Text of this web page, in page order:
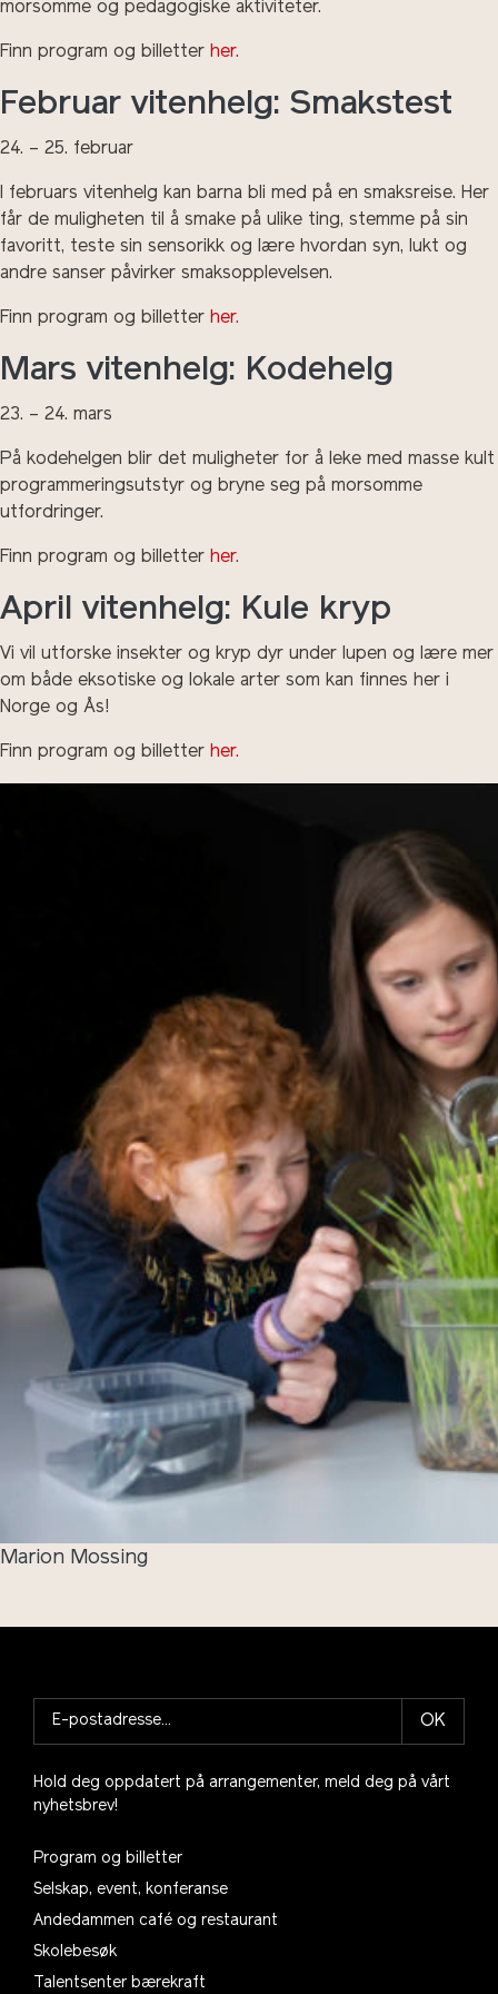
morsomme og pedagogiske aktiviteter.
Finn program og billetter her.
Februar vitenhelg: Smakstest
24. – 25. februar
I februars vitenhelg kan barna bli med på en smaksreise. Her
får de muligheten til å smake på ulike ting, stemme på sin
favoritt, teste sin sensorikk og lære hvordan syn, lukt og
andre sanser påvirker smaksopplevelsen.
Finn program og billetter her.
Mars vitenhelg: Kodehelg
23. – 24. mars
På kodehelgen blir det muligheter for å leke med masse kult
programmeringsutstyr og bryne seg på morsomme
utfordringer.
Finn program og billetter her.
April vitenhelg: Kule kryp
Vi vil utforske insekter og kryp dyr under lupen og lære mer
om både eksotiske og lokale arter som kan finnes her i
Norge og Ås!
Finn program og billetter her.
Marion Mossing
OK
Hold deg oppdatert på arrangementer, meld deg på vårt
nyhetsbrev!
Program og billetter
Selskap, event, konferanse
Andedammen café og restaurant
Skolebesøk
Talentsenter bærekraft